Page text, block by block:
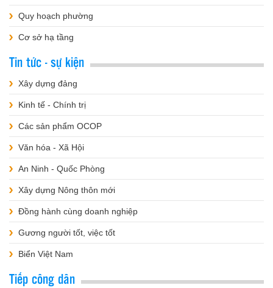
Quy hoạch phường
Cơ sở hạ tầng
Tin tức - sự kiện
Xây dựng đảng
Kinh tế - Chính trị
Các sản phẩm OCOP
Văn hóa - Xã Hội
An Ninh - Quốc Phòng
Xây dựng Nông thôn mới
Đồng hành cùng doanh nghiệp
Gương người tốt, việc tốt
Biển Việt Nam
Tiếp công dân